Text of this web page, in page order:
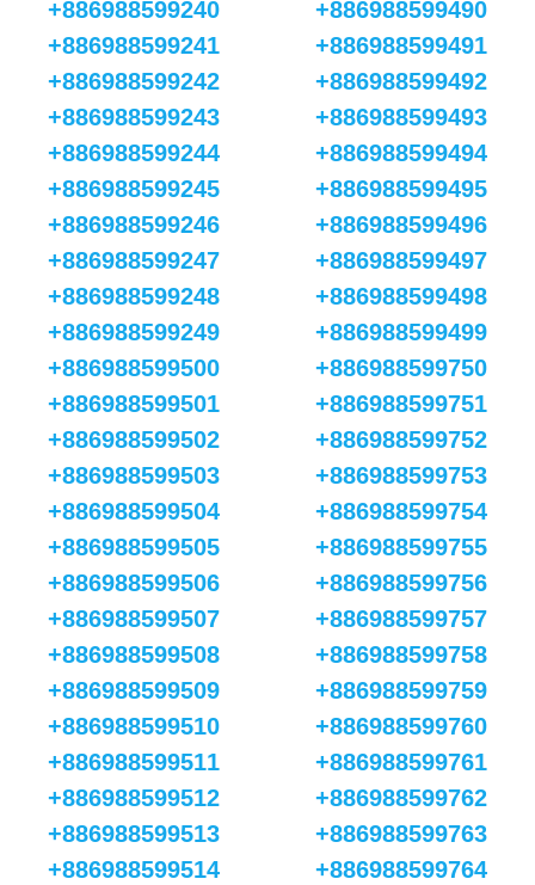
+886988599240
+886988599241
+886988599242
+886988599243
+886988599244
+886988599245
+886988599246
+886988599247
+886988599248
+886988599249
+886988599490
+886988599491
+886988599492
+886988599493
+886988599494
+886988599495
+886988599496
+886988599497
+886988599498
+886988599499
+886988599500
+886988599501
+886988599502
+886988599503
+886988599504
+886988599505
+886988599506
+886988599507
+886988599508
+886988599509
+886988599510
+886988599511
+886988599512
+886988599513
+886988599514
+886988599750
+886988599751
+886988599752
+886988599753
+886988599754
+886988599755
+886988599756
+886988599757
+886988599758
+886988599759
+886988599760
+886988599761
+886988599762
+886988599763
+886988599764